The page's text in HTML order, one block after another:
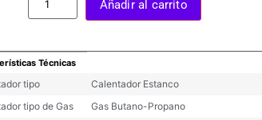
Añadir al carrito
Técnicas
tipo
Calentador Estanco
tipo de Gas
Gas Butano-Propano